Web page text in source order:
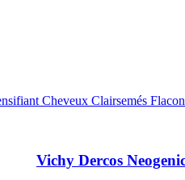
Vichy Dercos